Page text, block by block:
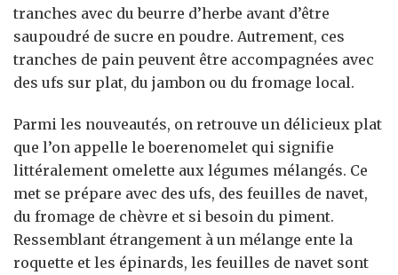
tranches avec du beurre d’herbe avant d’être
saupoudré de sucre en poudre. Autrement, ces
tranches de pain peuvent être accompagnées avec
des ufs sur plat, du jambon ou du fromage local.
Parmi les nouveautés, on retrouve un délicieux plat
que l’on appelle le boerenomelet qui signifie
littéralement omelette aux légumes mélangés. Ce
met se prépare avec des ufs, des feuilles de navet,
du fromage de chèvre et si besoin du piment.
Ressemblant étrangement à un mélange ente la
roquette et les épinards, les feuilles de navet sont